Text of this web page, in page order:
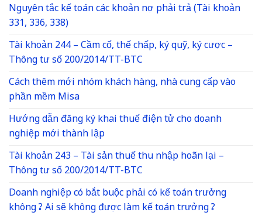
Nguyên tắc kế toán các khoản nợ phải trả (Tài khoản
331, 336, 338)
Tài khoản 244 – Cầm cố, thế chấp, ký quỹ, ký cược –
Thông tư số 200/2014/TT-BTC
Cách thêm mới nhóm khách hàng, nhà cung cấp vào
phần mềm Misa
Hướng dẫn đăng ký khai thuế điện tử cho doanh
nghiệp mới thành lập
Tài khoản 243 – Tài sản thuế thu nhập hoãn lại –
Thông tư số 200/2014/TT-BTC
Doanh nghiệp có bắt buộc phải có kế toán trưởng
không ? Ai sẽ không được làm kế toán trưởng ?